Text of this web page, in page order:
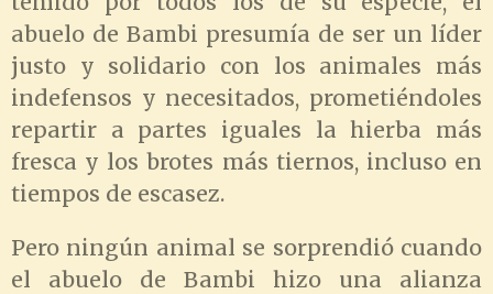
abuelo de Bambi presumía de ser un líder
justo y solidario con los animales más
indefensos y necesitados, prometiéndoles
repartir a partes iguales la hierba más
fresca y los brotes más tiernos, incluso en
tiempos de escasez.
Pero ningún animal se sorprendió cuando
el abuelo de Bambi hizo una alianza